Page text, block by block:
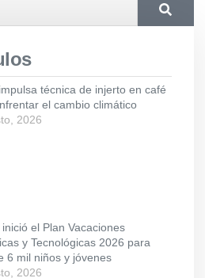
técnica de injerto en café
el cambio climático
2026
el Plan Vacaciones
y Tecnológicas 2026 para
6 mil niños y jóvenes
2026